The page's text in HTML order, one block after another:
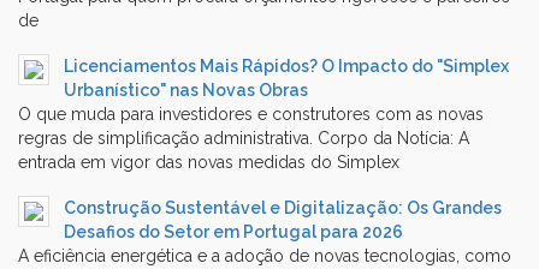
de
Licenciamentos Mais Rápidos? O Impacto do "Simplex
Urbanístico" nas Novas Obras
O que muda para investidores e construtores com as novas
regras de simplificação administrativa. Corpo da Notícia: A
entrada em vigor das novas medidas do Simplex
Construção Sustentável e Digitalização: Os Grandes
Desafios do Setor em Portugal para 2026
A eficiência energética e a adoção de novas tecnologias, como